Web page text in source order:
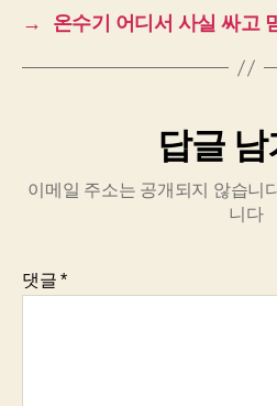
→
온수기 어디서 사실 싸고
답글 남
이메일 주소는 공개되지 않습니
니다
댓글*